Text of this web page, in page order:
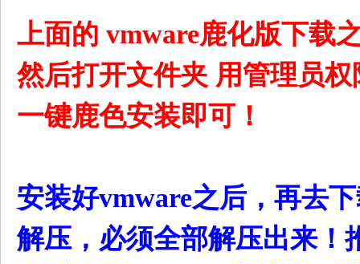
上面的 vmware鹿化版下载
然后打开文件夹 用管理员
一键鹿色安装即可！
安装好vmware之后，再去
解压，必须全部解压出来！